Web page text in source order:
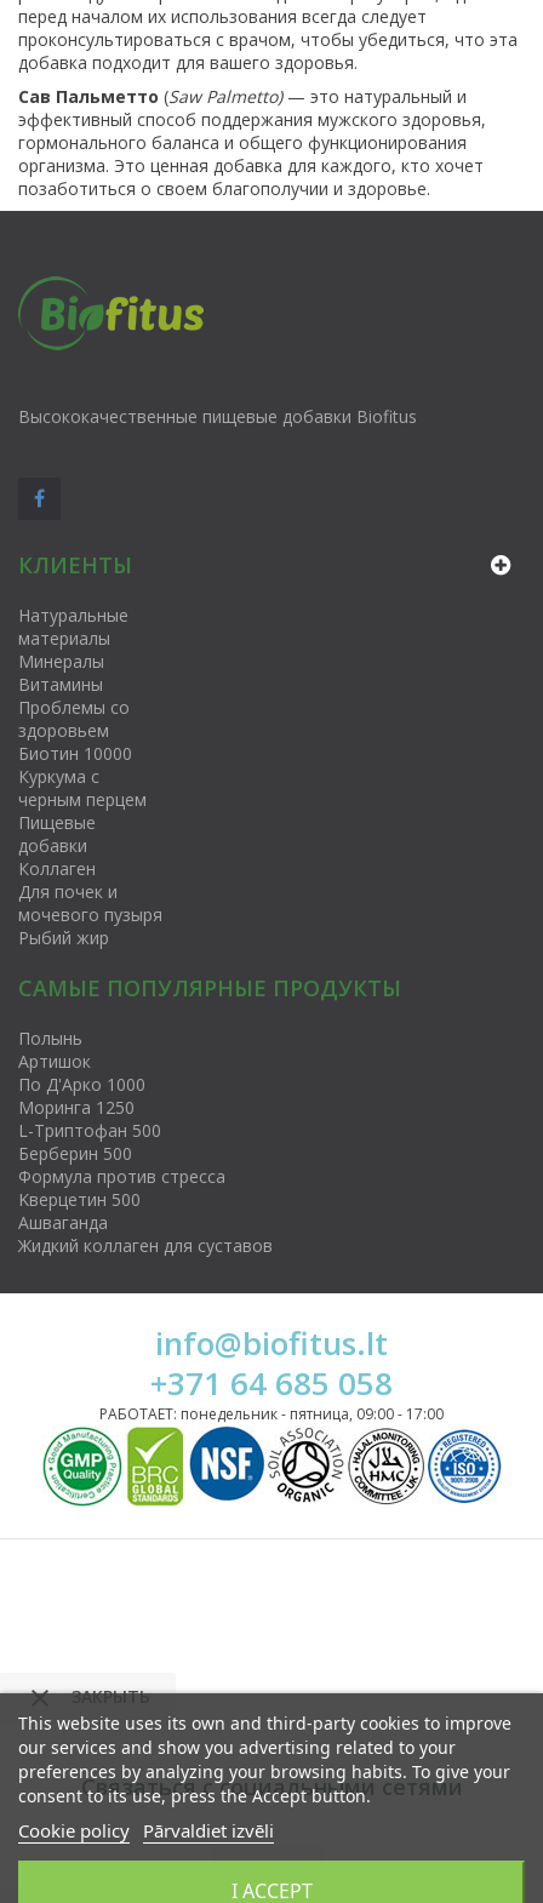
перед началом их использования всегда следует
проконсультироваться с врачом, чтобы убедиться, что эта
добавка подходит для вашего здоровья.
Сав Пальметто (Saw Palmetto)— это натуральный и
эффективный способ поддержания мужского здоровья,
гормонального баланса и общего функционирования
организма. Это ценная добавка для каждого, кто хочет
позаботиться о своем благополучии и здоровье.
Высококачественные пищевые добавки Biofitus
КЛИЕНТЫ
Натуральные
материалы
Минералы
Витамины
Проблемы со
здоровьем
Биотин 10000
Куркума с
черным перцем
Пищевые
добавки
Коллаген
Для почек и
мочевого пузыря
Рыбий жир
САМЫЕ ПОПУЛЯРНЫЕ ПРОДУКТЫ
Полынь
Артишок
По Д'Арко 1000
Моринга 1250
L-Триптофан 500
Берберин 500
Формула против стресса
Kверцетин 500
Ашваганда
Жидкий коллаген для суставов
info@biofitus.lt
+371 64 685 058
РАБОТАЕТ: понедельник - пятница, 09:00 - 17:00
This website uses its own and third-party cookies to improve
our services and show you advertising related to your
preferences by analyzing your browsing habits. To give your
consent to its use, press the Accept button.
Cookie policy Pārvaldiet izvēli
I ACCEPT
 ЗАКРЫТЬ
Связаться с социальными сетями
Google